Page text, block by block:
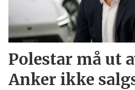
Polestar må ut
Anker ikke